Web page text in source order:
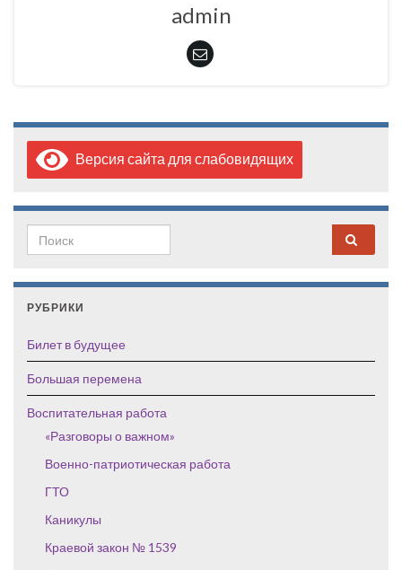
admin
Версия сайта для слабовидящих
Search for:
РУБРИКИ
Билет в будущее
Большая перемена
Воспитательная работа
«Разговоры о важном»
Военно-патриотическая работа
ГТО
Каникулы
Краевой закон № 1539